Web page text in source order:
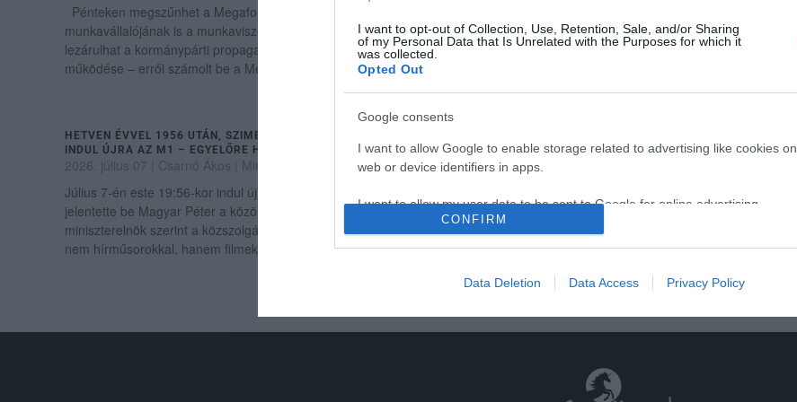
I want to opt-out of Collection, Use, Retention, Sale, and/or Sharing
of my Personal Data that Is Unrelated with the Purposes for which it
was collected.
Opted Out
Google consents
I want to allow Google to enable storage related to advertising like cookies on
web or device identifiers in apps.
I want to allow my user data to be sent to Google for online advertising
web or device identifiers in apps.
CONFIRM
Data Deletion Data Access Privacy Policy
Pénteken megszűnhet a Megafon utolsó
munkavállalójának is a munkaviszonya, vagyis végleg
lezárulhat a kormánypárti propagandista-hálózat
működése – erről számolt be a Media1 saját informáci...
Újabb fordulatot vett az úgynevezett aranykonvoj ügye: a
Fővárosi Nyomozó Ügyészség gyanúsítottként hallgatta ki
Hajdu Jánost, a Terrorelhárítási Központ (TEK) május
HETVEN ÉVVEL 1956 UTÁN, SZIMBOLIKUSAN 19:56-KOR
INDUL ÚJRA AZ M1 – EGYELŐRE HÍRADÓ NÉLKÜL
2026. július 07 | Csarnó Ákos | Mindenki ügye
Július 7-én este 19:56-kor indul újra az M1 műsora –
jelentette be Magyar Péter a közösségi oldalán. A
miniszterelnök szerint a közszolgálati televízió egyelőre
nem hírműsorokkal, hanem filmekkel t...
AZT KÖZLEMÉNYBEN UTASÍTOTTA VISSZA
2026. július 09| Csarnó Ákos |
önkormányzati képviselő és a TV Eger között. A képviselő
egy rövid, de egyértelmű, a közmédiára utaló Facebook-
bejegyzésben fogalmazott meg kritikát az e...
1 2